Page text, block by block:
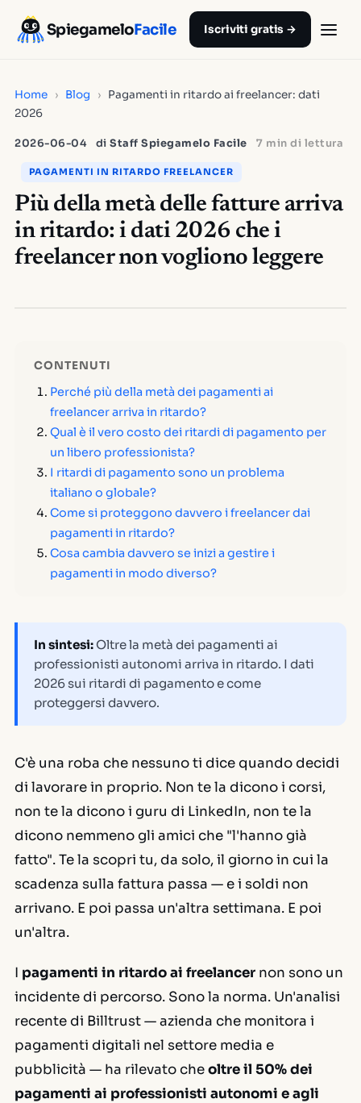
SpiegameloFacile Iscriviti gratis →
Home › Blog › Pagamenti in ritardo ai freelancer: dati
2026
2026-06-04 di Staff Spiegamelo Facile 7 min di lettura
PAGAMENTI IN RITARDO FREELANCER
Più della metà delle fatture arriva
in ritardo: i dati 2026 che i
freelancer non vogliono leggere
CONTENUTI
Perché più della metà dei pagamenti ai
freelancer arriva in ritardo?
Qual è il vero costo dei ritardi di pagamento per
un libero professionista?
I ritardi di pagamento sono un problema
italiano o globale?
Come si proteggono davvero i freelancer dai
pagamenti in ritardo?
Cosa cambia davvero se inizi a gestire i
pagamenti in modo diverso?
In sintesi:Oltre la metà dei pagamenti ai
professionisti autonomi arriva in ritardo. I dati
2026 sui ritardi di pagamento e come
proteggersi davvero.
C'è una roba che nessuno ti dice quando decidi
di lavorare in proprio. Non te la dicono i corsi,
non te la dicono i guru di LinkedIn, non te la
dicono nemmeno gli amici che "l'hanno già
fatto". Te la scopri tu, da solo, il giorno in cui la
scadenza sulla fattura passa — e i soldi non
arrivano. E poi passa un'altra settimana. E poi
un'altra.
I pagamenti in ritardo ai freelancer non sono un
incidente di percorso. Sono la norma. Un'analisi
recente di Billtrust — azienda che monitora i
pagamenti digitali nel settore media e
pubblicità — ha rilevato cheoltre il 50% dei
pagamenti ai professionisti autonomi e agli